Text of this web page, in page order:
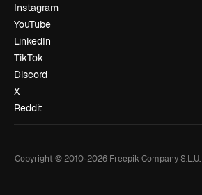
Instagram
YouTube
LinkedIn
TikTok
Discord
X
Reddit
Copyright © 2010-2026Freepik Company S.L.U.